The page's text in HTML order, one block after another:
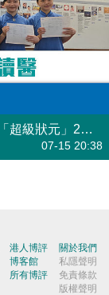
【短片】【DSE放榜】聖保羅男女中學誕3「超級狀元」2狀元 因一個原因五狀元立志讀醫、「最強大腦」用AI輔讀學
07-15 20:38
港人博評
博客館
所有博評
關於我們
私隱聲明
免責條款
版權聲明